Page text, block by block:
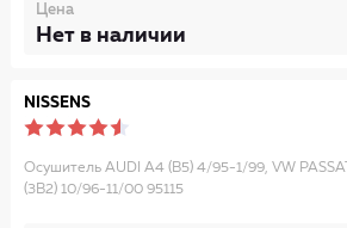
Цена
Нет в наличии
NISSENS
Осушитель AUDI A4 (B5) 4/95-1/99, VW PASSAT
(3B2) 10/96-11/00 95115